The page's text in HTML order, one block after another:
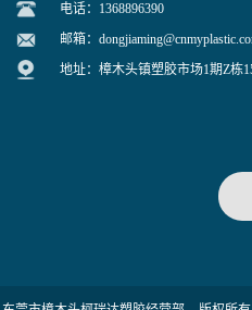
电话：1368896390
邮箱：
地址：樟木头镇塑胶市场1期Z栋